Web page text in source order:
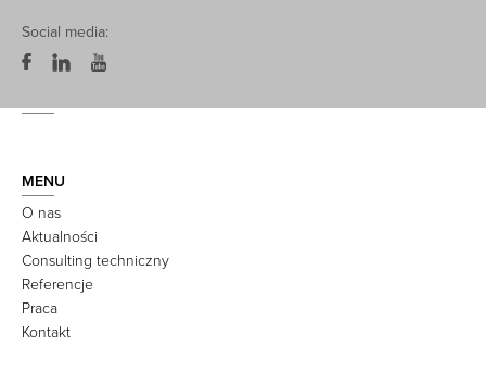
Social media:
MENU
O nas
Aktualności
Consulting techniczny
Referencje
Praca
Kontakt